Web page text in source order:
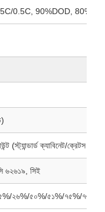
0.5C, 90%DOD, 80%
(স্ট্যান্ডার্ড ক্যাবিনেট/ক্রেটস ফিট
৬২৬১৯, সিই
২৬%/৫০%/৫১%/৭৫%/৭৬%/